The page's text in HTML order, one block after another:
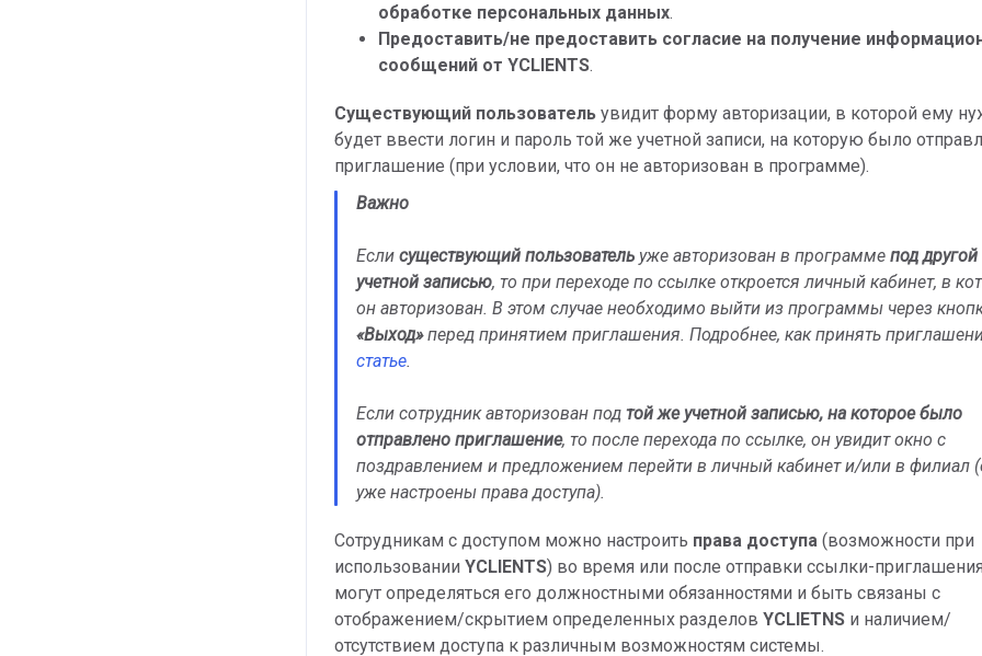
обработке персональных данных.
Предоставить/не предоставить согласие на получение
сообщений от YCLIENTS.
Существующий пользователь увидит форму авторизации, в которой ему
будет ввести логин и пароль той же учетной записи, на которую было
приглашение (при условии, что он не авторизован в программе).
Важно
Если существующий пользователь уже авторизован в программе под другой
учетной записью, то при переходе по ссылке откроется личный кабинет, в
он авторизован. В этом случае необходимо выйти из программы через
«Выход»перед принятием приглашения. Подробнее, как принять
статье.
Если сотрудник авторизован под той же учетной записью, на которое было
отправлено приглашение, то после перехода по ссылке, он увидит окно с
поздравлением и предложением перейти в личный кабинет и/или в филиал
уже настроены права доступа).
Сотрудникам с доступом можно настроить права доступа (возможности при
использовании YCLIENTS) во время или после отправки ссылки-
могут определяться его должностными обязанностями и быть связаны с
отображением/скрытием определенных разделов YCLIETNS и наличием/
отсутствием доступа к различным возможностям системы.